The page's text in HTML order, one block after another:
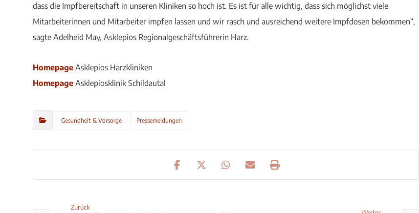
dass die Impfbereitschaft in unseren Kliniken so hoch ist. Es ist für alle wichtig, dass sich möglichst viele
Mitarbeiterinnen und Mitarbeiter impfen lassen und wir rasch und ausreichend weitere Impfdosen bekommen“,
sagte Adelheid May, Asklepios Regionalgeschäftsführerin Harz.
Homepage Asklepios Harzkliniken
Homepage Asklepiosklinik Schildautal
Gesundheit & Vorsorge Pressemeldungen
Zurück